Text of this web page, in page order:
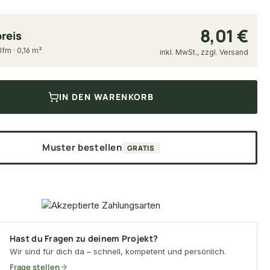
8,01 €
· 0,16 m² inkl. MwSt., zzgl. Versand
IN DEN WARENKORB
Muster bestellen GRATIS
Hast du Fragen zu deinem Projekt?
Wir sind für dich da – schnell, kompetent und persönlich.
Frage stellen